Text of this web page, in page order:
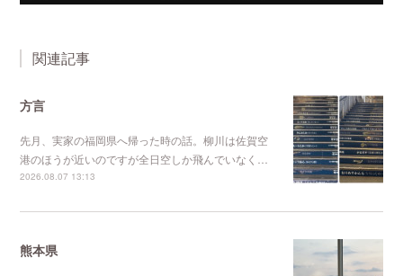
関連記事
方言
先月、実家の福岡県へ帰った時の話。柳川は佐賀空
港のほうが近いのですが全日空しか飛んでいなく…
2026.08.07 13:13
熊本県